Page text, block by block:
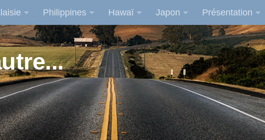
Philippines Hawaï Japon Présentation